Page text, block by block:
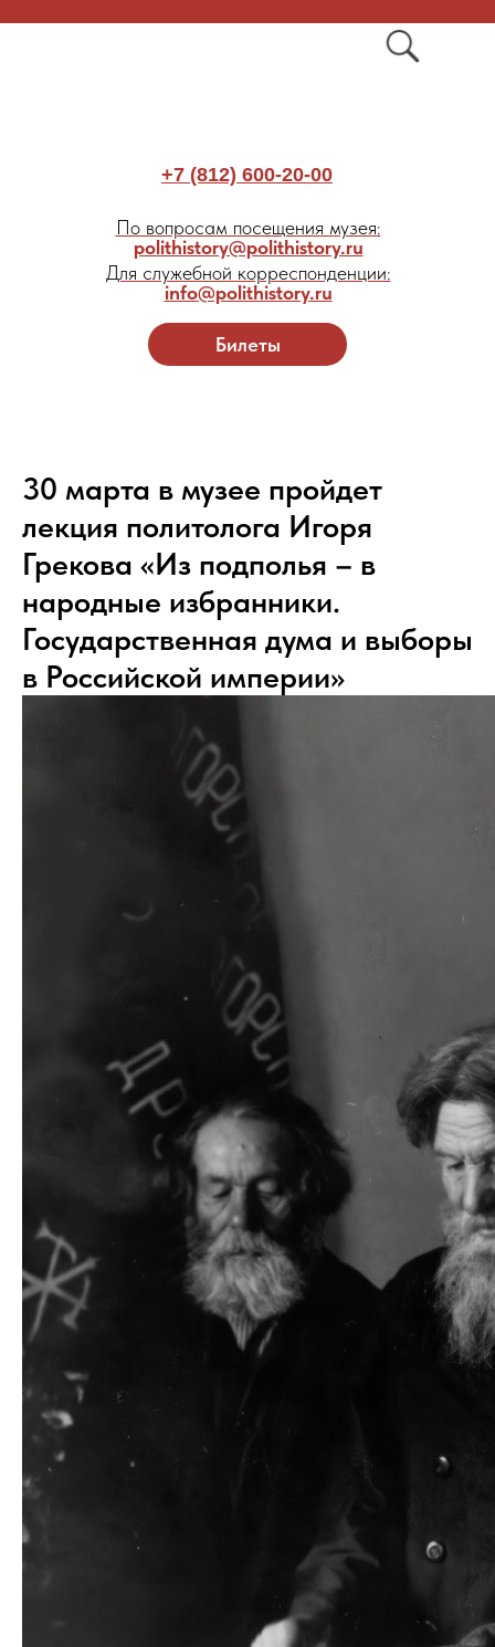
Билеты
+7 (812) 600-20-00
По вопросам посещения музея:
polithistory@polithistory.ru
Для служебной корреспонденции:
info@polithistory.ru
30 марта в музее пройдет
лекция политолога Игоря
Грекова «Из подполья – в
народные избранники.
Государственная дума и выборы
в Российской империи»